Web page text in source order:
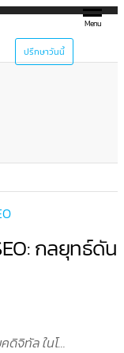
ปรึกษาวันนี้
Menu
กลยุทธ์ดัน
ดิจิทัล ในโ…